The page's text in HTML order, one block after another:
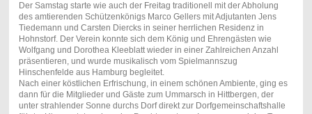
Der Samstag starte wie auch der Freitag traditionell mit der Abholung
des amtierenden Schützenkönigs Marco Gellers mit Adjutanten Jens
Tiedemann und Carsten Diercks in seiner herrlichen Residenz in
Hohnstorf. Der Verein konnte sich dem König und Ehrengästen wie
Wolfgang und Dorothea Kleeblatt wieder in einer Zahlreichen Anzahl
präsentieren, und wurde musikalisch vom Spielmannszug
Hinschenfelde aus Hamburg begleitet.
Nach einer köstlichen Erfrischung, in einem schönen Ambiente, ging es
dann für die Mitglieder und Gäste zum Ummarsch in Hittbergen, der
unter strahlender Sonne durchs Dorf direkt zur Dorfgemeinschaftshalle